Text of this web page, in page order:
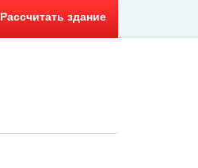
Рассчитать здание